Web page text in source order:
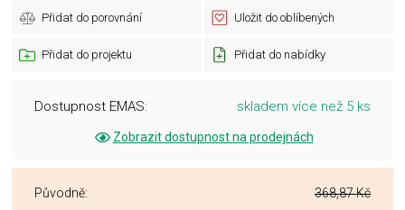
Přidat do porovnání Uložit do oblíbených
Přidat do projektu Přidat do nabídky
Dostupnost EMAS: skladem více než 5 ks
Zobrazit dostupnost na prodejnách
Původně:
368,87 Kč